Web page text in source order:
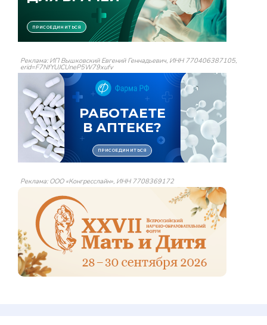
Реклама: ИП Вышковский Евгений Геннадьевич, ИНН 770406387105,
erid=F7NfYUJCUneP5W79xufv
Реклама: ООО «Конгресслайн», ИНН 7708369172